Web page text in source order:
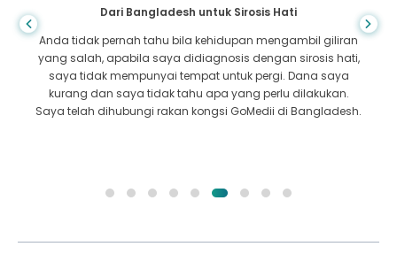
Dari Bangladesh untuk Sirosis Hati
Anda tidak pernah tahu bila kehidupan mengambil giliran
yang salah, apabila saya didiagnosis dengan sirosis hati,
saya tidak mempunyai tempat untuk pergi. Dana saya
kurang dan saya tidak tahu apa yang perlu dilakukan.
Saya telah dihubungi rakan kongsi GoMedii di Bangladesh.